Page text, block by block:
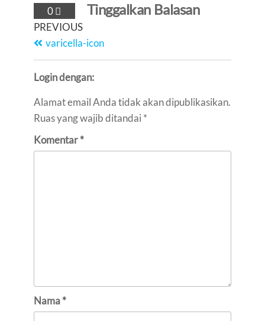
0
PREVIOUS
varicella-icon
Tinggalkan Balasan
Login dengan:
Alamat email Anda tidak akan dipublikasikan.
Ruas yang wajib ditandai *
Komentar*
Nama*